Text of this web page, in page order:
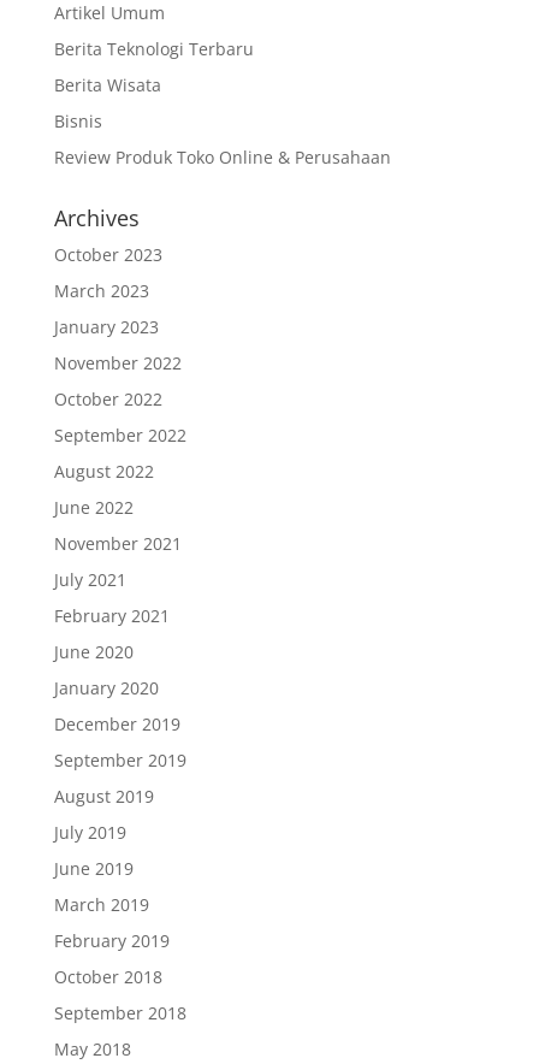
Artikel Umum
Berita Teknologi Terbaru
Berita Wisata
Bisnis
Review Produk Toko Online & Perusahaan
Archives
October 2023
March 2023
January 2023
November 2022
October 2022
September 2022
August 2022
June 2022
November 2021
July 2021
February 2021
June 2020
January 2020
December 2019
September 2019
August 2019
July 2019
June 2019
March 2019
February 2019
October 2018
September 2018
May 2018